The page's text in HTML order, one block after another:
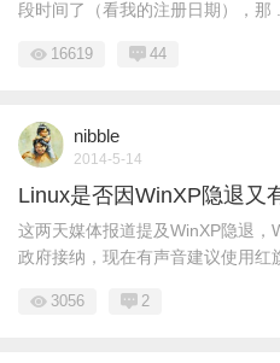
段时间了（看我的注册日期），那 ...
16619 44
nibble
2014-5-14
Linux是否因WinXP隐退又
这两天媒体报道提及WinXP隐退
政府接纳，现在有声音建议使用红
3056 2